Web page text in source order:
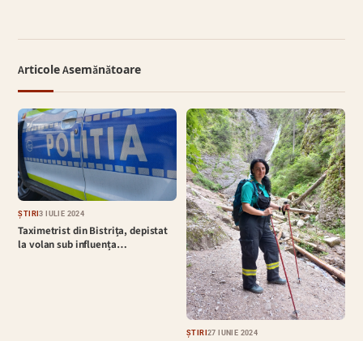
Articole Asemănătoare
ȘTIRI3 IULIE 2024
Taximetrist din Bistrița, depistat
la volan sub influența…
ȘTIRI27 IUNIE 2024